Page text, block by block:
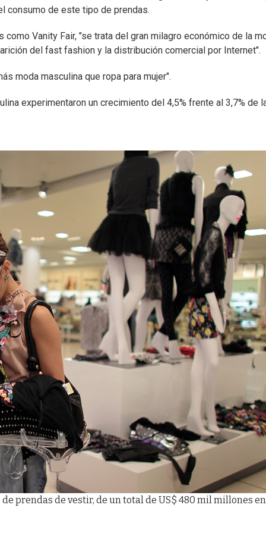
consumo de este tipo de prendas.
Vanity Fair, "se trata del gran milagro económico de la
del fast fashion y la distribución comercial por Internet".
moda masculina que ropa para mujer".
experimentaron un crecimiento del 4,5% frente al 3,7% de
de prendas de vestir, de un total de US$ 480 mil millones